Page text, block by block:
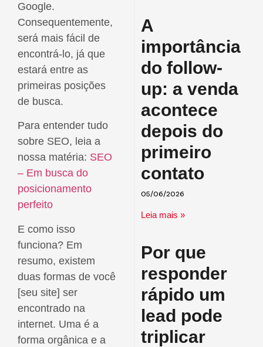
Google.
Consequentemente,
será mais fácil de
encontrá-lo, já que
estará entre as
primeiras posições
de busca.
Para entender tudo
sobre SEO, leia a
nossa matéria: SEO
– Em busca do
posicionamento
perfeito
E como isso
funciona? Em
resumo, existem
duas formas de você
[seu site] ser
encontrado na
internet. Uma é a
forma orgânica e a
A
importância
do follow-
up: a venda
acontece
depois do
primeiro
contato
05/06/2026
Leia mais »
Por que
responder
rápido um
lead pode
triplicar